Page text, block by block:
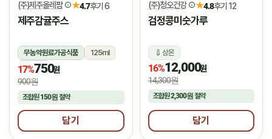
(주)제주올레팜 ★4.7후기 6
제주감귤주스
무농약원료가공식품
125ml
상온
17%750원
900원
조합원150원 절약
담기
(주)청오건강 ★4.8후기 12
검정콩미숫가루
상온
16%12,000원
14,300원
조합원2,300원절약
담기